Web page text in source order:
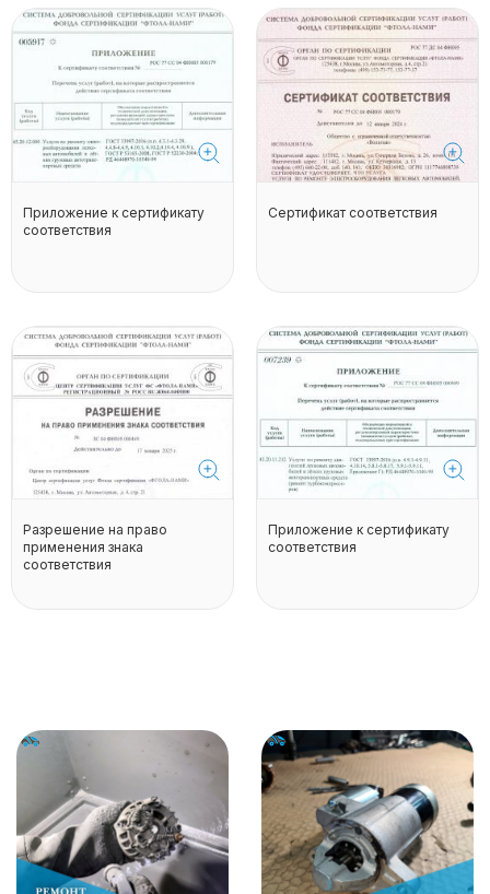
Приложение к сертификату
соответствия
Сертификат соответствия
Разрешение на право
применения знака
соответствия
Приложение к сертификату
соответствия